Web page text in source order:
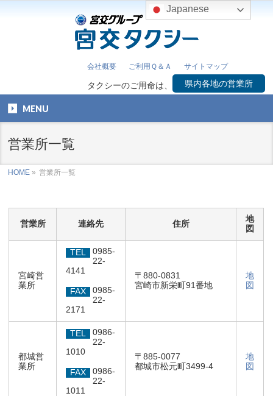
会社概要 ご利用Ｑ＆Ａ サイトマップ
タクシーのご用命は、 県内各地の営業所
MENU
営業所一覧
HOME » 営業所一覧
営業所 連絡先 住所
地
図
宮崎営
業所
TEL
0985-
22-
4141
FAX
0985-
22-
2171
〒880-0831
宮崎市新栄町91番地
地
図
都城営
業所
TEL
0986-
22-
1010
FAX
0986-
22-
1011
〒885-0077
都城市松元町3499-4
地
図
Japanese